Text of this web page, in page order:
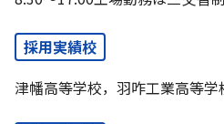
採用実績校
津幡高等学校，羽咋工業高等学